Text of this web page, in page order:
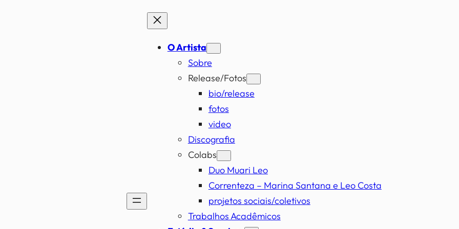
O Artista
Sobre
Release/Fotos
bio/release
fotos
video
Discografia
Colabs
Duo Muari Leo
Correnteza – Marina Santana e Leo Costa
projetos sociais/coletivos
Trabalhos Acadêmicos